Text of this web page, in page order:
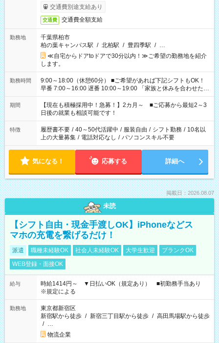
交通費別途支給あり
交通費 交通費全額支給
勤務地
千葉県柏市
柏の葉キャンパス駅 / 北柏駅 / 豊四季駅 / …
≪自宅からドアtoドアで30分以内！≫ご希望の勤務地を紹介
します。
勤務時間
9:00～18:00（休憩60分） ■ご希望があれば下記シフトもOK！
早番 7:00～16:00 遅番 10:00～19:00 「家族と休みを合わせた
い」 「余裕を持って夕飯の準備がしたい」 「できれば残業はし
たくない」 など、ご希望を教えてくださいね。 ※Wワーク希望
の方へ 今ご覧のお仕事で希望する勤務時間と、もう1つのお仕事
の勤務時間。 合計で週40時間を超える場合は応募できません。
期間
【現在も積極採用中！急募！】2カ月～ ■ご応募から最短2～3
日後の就業も相談可能です！
特徴 履歴書不要 / 40～50代活躍中 / 服装自由 / シフト勤務 / 10名以
上の大量募集 / 電話対応なし / パソコンスキル不要
気になる！ 応募する 詳細へ
掲載日：2026.08.07
未読
【シフト自由・現金手渡しOK】iPhoneなどス
マホの充電を繋げるだけ！
派遣 職種未経験OK 社会人未経験OK 大学生歓迎
ブランクOK
WEB登録・面接OK
給与
時給1414円～ ▼日払いOK（規定あり） ■初勤務手当あり
※規定による
勤務地
東京都新宿区
新宿駅から徒歩 / 新宿三丁目駅から徒歩 / 高田馬場駅から徒歩
/ …
物流企業